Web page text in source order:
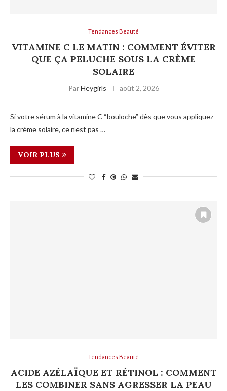
Tendances Beauté
VITAMINE C LE MATIN : COMMENT ÉVITER
QUE ÇA PELUCHE SOUS LA CRÈME
SOLAIRE
ParHeygirls août 2, 2026
Si votre sérum à la vitamine C “bouloche” dès que vous appliquez
la crème solaire, ce n’est pas …
VOIR PLUS
Tendances Beauté
ACIDE AZÉLAÏQUE ET RÉTINOL : COMMENT
LES COMBINER SANS AGRESSER LA PEAU